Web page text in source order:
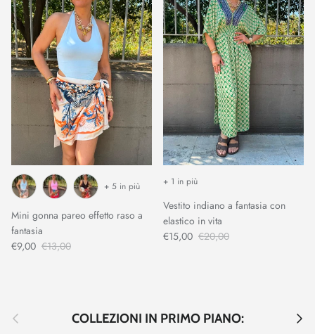
Mini gonna pareo effetto raso a
fantasia
€9,00 €13,00
+ 5 in più
Vestito indiano a fantasia con
elastico in vita
€15,00 €20,00
+ 1 in più
Indietro COLLEZIONI IN PRIMO PIANO: